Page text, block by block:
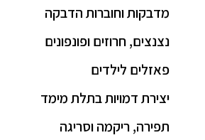
מדבקות וחוברות הדבקה
נצנצים, חרוזים ופונפונים
פאזלים לילדים
יצירת דמויות בתלת מימד
תפירה, ריקמה וסריגה